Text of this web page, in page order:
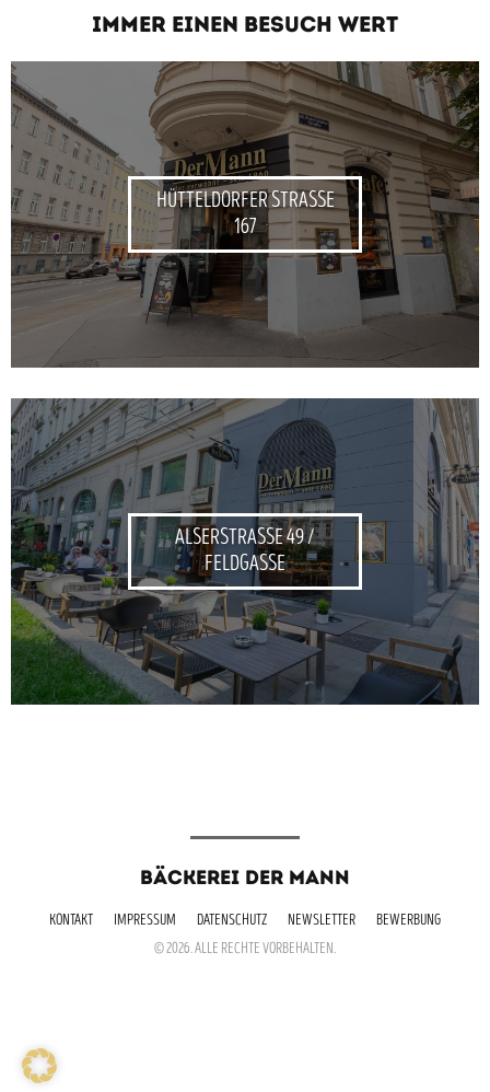
IMMER EINEN BESUCH WERT
HÜTTELDORFER STRASSE
167
ALSERSTRASSE 49 /
FELDGASSE
BÄCKEREI DER MANN
KONTAKT IMPRESSUM DATENSCHUTZ NEWSLETTER
BEWERBUNG
© 2026. ALLE RECHTE VORBEHALTEN.